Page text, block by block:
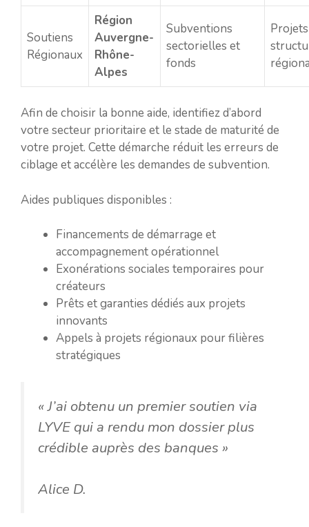
Soutiens
Régionaux
Région
Auvergne-
Rhône-
Alpes
Subventions
sectorielles et
fonds
Projets
Afin de choisir la bonne aide, identifiez d’abord
votre secteur prioritaire et le stade de maturité de
votre projet. Cette démarche réduit les erreurs de
ciblage et accélère les demandes de subvention.
Aides publiques disponibles :
Financements de démarrage et
accompagnement opérationnel
Exonérations sociales temporaires pour
créateurs
Prêts et garanties dédiés aux projets
innovants
Appels à projets régionaux pour filières
stratégiques
« J’ai obtenu un premier soutien via
LYVE qui a rendu mon dossier plus
crédible auprès des banques »
Alice D.